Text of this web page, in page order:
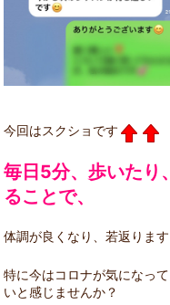
今回はスクショです
毎日5分、歩いたり
ることで、
体調が良くなり、若返ります
特に今はコロナが気になっ
いと感じませんか？